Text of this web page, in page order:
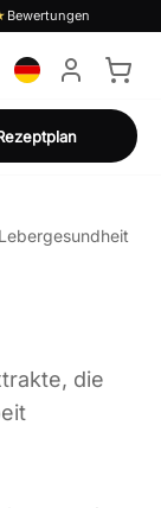
Bewertungen
die